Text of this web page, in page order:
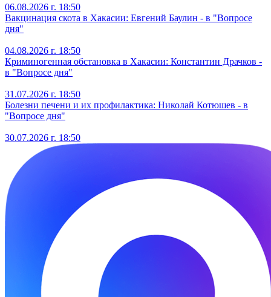
06.08.2026 г. 18:50
Вакцинация скота в Хакасии: Евгений Баулин - в "Вопросе
дня"
04.08.2026 г. 18:50
Криминогенная обстановка в Хакасии: Константин Драчков -
в "Вопросе дня"
31.07.2026 г. 18:50
Болезни печени и их профилактика: Николай Котюшев - в
"Вопросе дня"
30.07.2026 г. 18:50